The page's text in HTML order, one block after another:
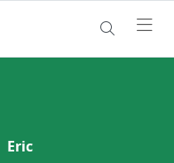
Eric